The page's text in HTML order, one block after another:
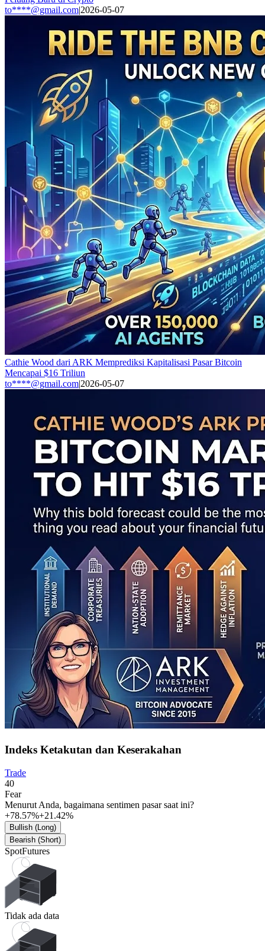
to****@gmail.com|2026-05-07
Cathie Wood dari ARK Memprediksi Kapitalisasi Pasar Bitcoin
Mencapai $16 Triliun
to****@gmail.com|2026-05-07
Indeks Ketakutan dan Keserakahan
Trade
40
Fear
Menurut Anda, bagaimana sentimen pasar saat ini?
+78.57%+21.42%
Bullish (Long)
Bearish (Short)
SpotFutures
Tidak ada data